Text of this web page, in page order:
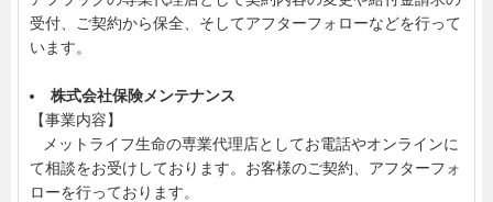
受付、ご契約から保全、そしてアフターフォローなどを行って
います。
株式会社保険メンテナンス
【事業内容】
メットライフ生命の専業代理店としてお電話やオンラインに
て相談をお受けしております。お客様のご契約、アフターフォ
ローを行っております。